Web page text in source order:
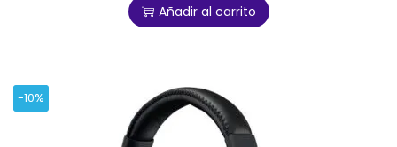
Añadir al carrito
-10%